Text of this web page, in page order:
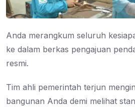
Anda merangkum seluruh
ke dalam berkas pengajuan
resmi.
Tim ahli pemerintah terjun
bangunan Anda demi melihat